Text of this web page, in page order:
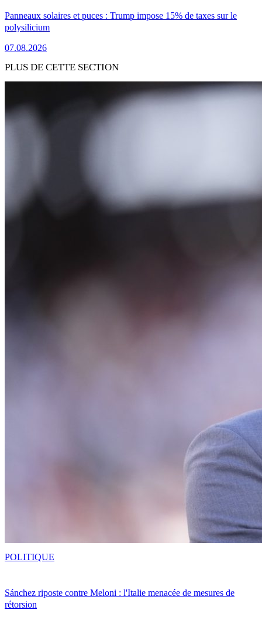
Panneaux solaires et puces : Trump impose 15% de taxes sur le
polysilicium
07.08.2026
PLUS DE CETTE SECTION
Sánchez riposte contre Meloni : l'Italie menacée de mesures de
rétorsion
POLITIQUE